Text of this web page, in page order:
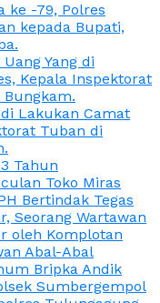
ke -79, Polres
kepada Bupati,
Yang di
Kepala Inspektorat
Lakukan Camat
Tuban di
Tahun
Toko Miras
Bertindak Tegas
Seorang Wartawan
oleh Komplotan
Abal-Abal
Bripka Andik
Sumbergempol